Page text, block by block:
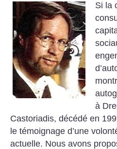
Si la
à
Castoriadis, décédé en
le témoignage d’une
actuelle. Nous avons